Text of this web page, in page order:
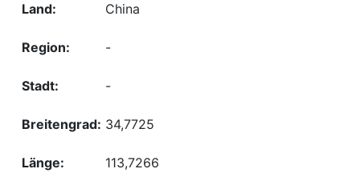
China
-
-
34,7725
113,7266